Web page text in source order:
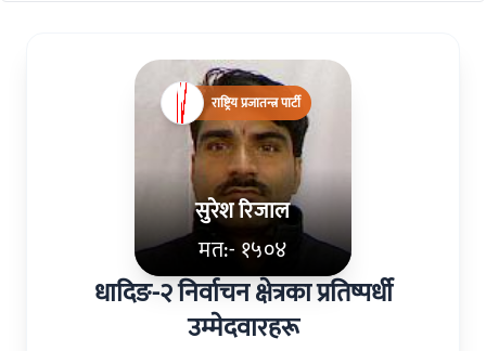
सुरेश रिजाल
मत:- १५०४
राष्ट्रिय प्रजातन्त्र पार्टी
धादिङ-२ निर्वाचन क्षेत्रका प्रतिष्पर्धी
उम्मेदवारहरू